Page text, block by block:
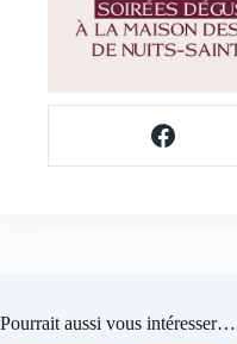
Pourrait aussi vous intéresser…